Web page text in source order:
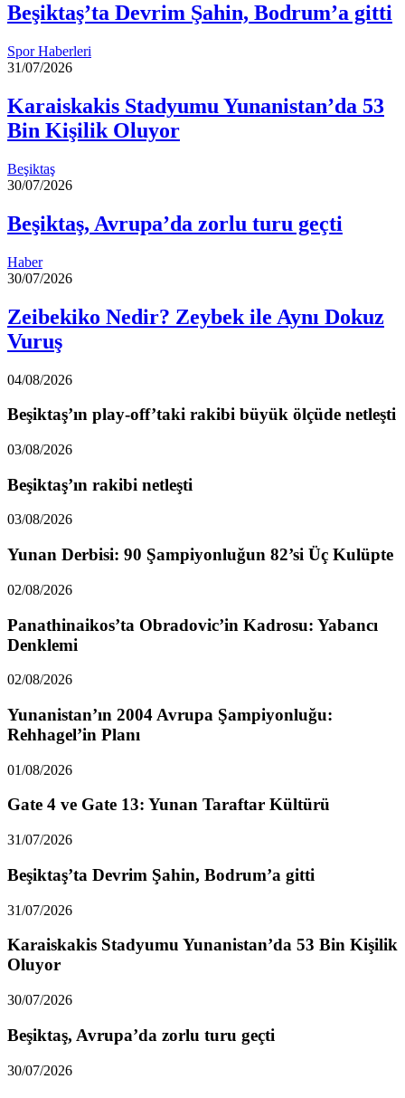
Beşiktaş’ta Devrim Şahin, Bodrum’a gitti
Spor Haberleri
31/07/2026
Karaiskakis Stadyumu Yunanistan’da 53
Bin Kişilik Oluyor
Beşiktaş
30/07/2026
Beşiktaş, Avrupa’da zorlu turu geçti
Haber
30/07/2026
Zeibekiko Nedir? Zeybek ile Aynı Dokuz
Vuruş
04/08/2026
Beşiktaş’ın play-off’taki rakibi büyük ölçüde netleşti
03/08/2026
Beşiktaş’ın rakibi netleşti
03/08/2026
Yunan Derbisi: 90 Şampiyonluğun 82’si Üç Kulüpte
02/08/2026
Panathinaikos’ta Obradovic’in Kadrosu: Yabancı
Denklemi
02/08/2026
Yunanistan’ın 2004 Avrupa Şampiyonluğu:
Rehhagel’in Planı
01/08/2026
Gate 4 ve Gate 13: Yunan Taraftar Kültürü
31/07/2026
Beşiktaş’ta Devrim Şahin, Bodrum’a gitti
31/07/2026
Karaiskakis Stadyumu Yunanistan’da 53 Bin Kişilik
Oluyor
30/07/2026
Beşiktaş, Avrupa’da zorlu turu geçti
30/07/2026